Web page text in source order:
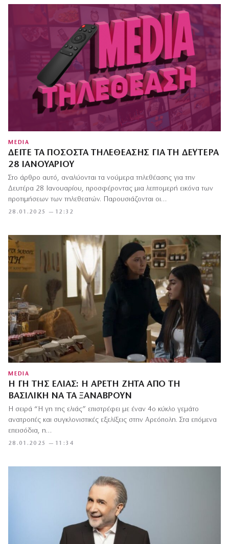
MEDIA
ΔΕΊΤΕ ΤΑ ΠΟΣΟΣΤΆ ΤΗΛΕΘΈΑΣΗΣ ΓΙΑ ΤΗ ΔΕΥΤΈΡΑ
28 ΙΑΝΟΥΑΡΊΟΥ
28.01.2025 — 12:32
Στο άρθρο αυτό, αναλύονται τα νούμερα τηλεθέασης για την
Δευτέρα 28 Ιανουαρίου, προσφέροντας μια λεπτομερή εικόνα των
προτιμήσεων των τηλεθεατών. Παρουσιάζονται οι…
MEDIA
Η ΓΗ ΤΗΣ ΕΛΙΆΣ: Η ΑΡΕΤΉ ΖΗΤΆ ΑΠΌ ΤΗ
ΒΑΣΙΛΙΚΉ ΝΑ ΤΑ ΞΑΝΑΒΡΟΎΝ
28.01.2025 — 11:34
Η σειρά “Η γη της ελιάς” επιστρέφει με έναν 4ο κύκλο γεμάτο
ανατροπές και συγκλονιστικές εξελίξεις στην Αρεόπολη. Στα επόμενα
επεισόδια, η…